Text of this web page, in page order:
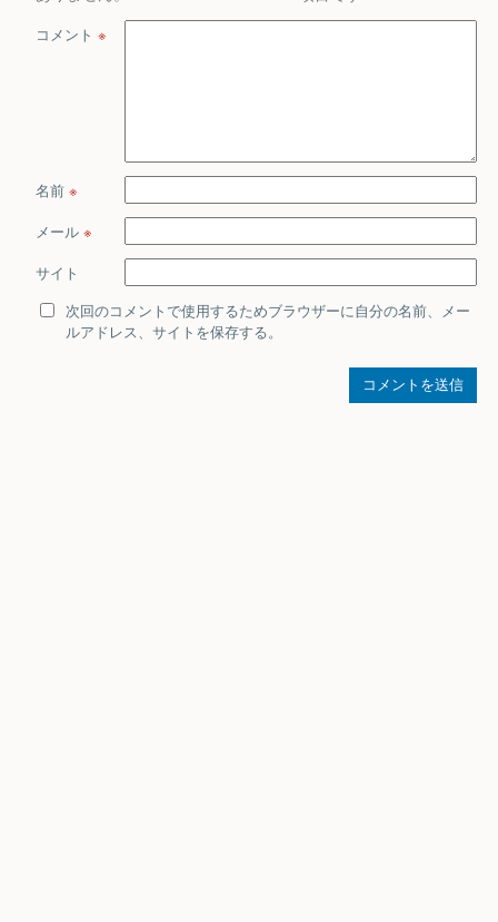
コメント ※
名前 ※
メール ※
サイト
次回のコメントで使用するためブラウザーに自分の名前、メー
ルアドレス、サイトを保存する。